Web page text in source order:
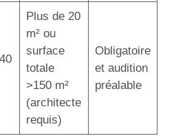
Plus de 20
m² ou
surface
totale
>150 m²
(architecte
requis)
Obligatoire
et audition
préalable